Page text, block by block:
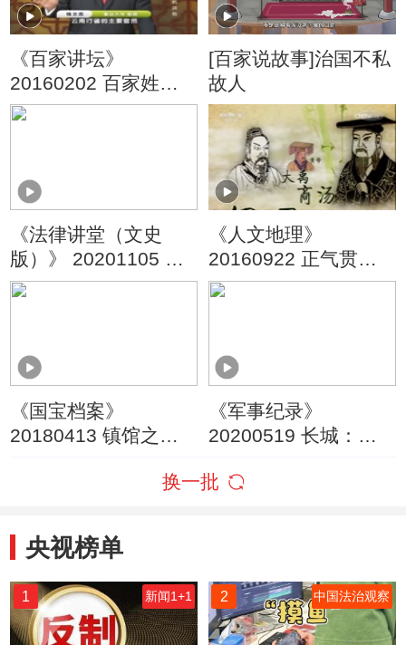
《百家讲坛》
20160202 百家姓
（第三部）15 杭 洪
[百家说故事]治国不私
故人
《法律讲堂（文史
版）》 20201105 钱
币与王朝·见证安史之
《人文地理》
20160922 正气贯古
今 第四集 傲骨铮铮
《国宝档案》
20180413 镇馆之宝
《军事纪录》
20200519 长城：中
换一批
央视榜单
1 新闻1+1 2 中国法治观察